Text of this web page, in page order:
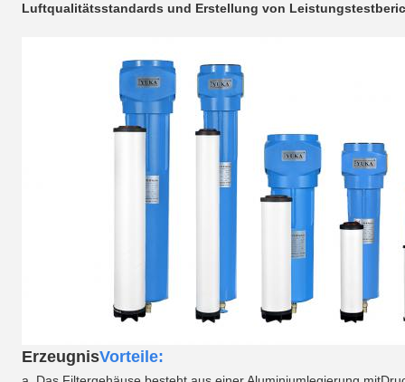
Luftqualitätsstandards und Erstellung von
ErzeugnisVorteile: